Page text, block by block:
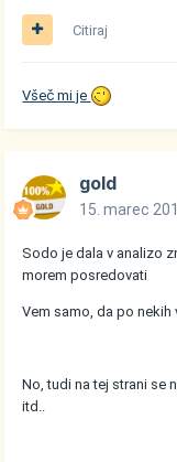
Citiraj
Všeč mi je
gold
15. marec
Sodo je dala v analizo
morem posredovati
Vem samo, da po
No, tudi na tej strani se
itd..